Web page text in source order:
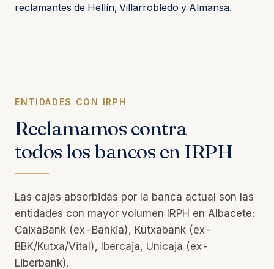
reclamantes de Hellín, Villarrobledo y Almansa.
ENTIDADES CON IRPH
Reclamamos contra
todos los bancos en IRPH
Las cajas absorbidas por la banca actual son las
entidades con mayor volumen IRPH en Albacete:
CaixaBank (ex-Bankia), Kutxabank (ex-
BBK/Kutxa/Vital), Ibercaja, Unicaja (ex-
Liberbank).